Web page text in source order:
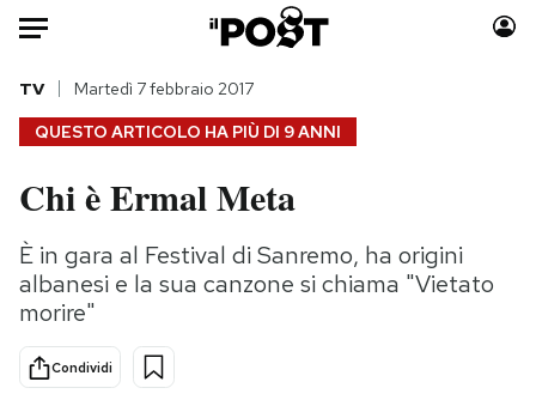
HOME
Italia
Politica
Tecnologia
Scienza
Consumismi
QUESTO ARTICOLO HA PIÙ DI 9 ANNI
TV Martedì 7 febbraio 2017
Chi è Ermal Meta
È in gara al Festival di Sanremo, ha origini
albanesi e la sua canzone si chiama "Vietato
morire"
Condividi